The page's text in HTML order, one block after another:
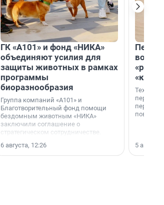
ГК «А101» и фонд «НИКА»
объединяют усилия для
защиты животных в рамках
программы
биоразнообразия
Группа компаний «А101» и
Благотворительный фонд помощи
бездомным животным «НИКА»
заключили соглашение о
стратегическом сотрудничестве.
6 августа, 12:26
5